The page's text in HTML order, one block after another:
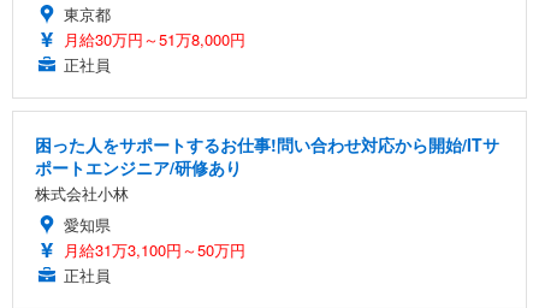
東京都
月給30万円～51万8,000円
正社員
困った人をサポートするお仕事!問い合わせ対応から開始/ITサ
ポートエンジニア/研修あり
株式会社小林
愛知県
月給31万3,100円～50万円
正社員